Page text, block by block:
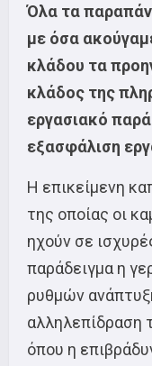
Όλα τα
με όσα
κλάδου τα
κλάδος της
εργασιακό
εξασφάλιση
Η επικείμενη
της οποίας οι
ηχούν σε
παράδειγμα η
ρυθμών
αλληλεπίδραση
όπου η